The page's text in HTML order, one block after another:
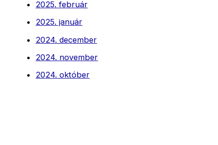
2025. február
2025. január
2024. december
2024. november
2024. október